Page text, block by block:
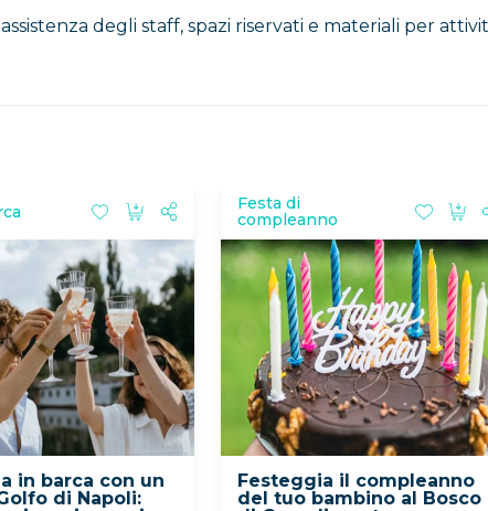
degli staff, spazi riservati e materiali per
Festa di
compleanno
Festeggia il compleanno
del tuo bambino al Bosco
in barca con un
di Napoli: